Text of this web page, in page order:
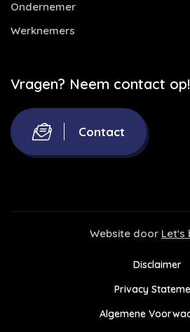
Ondernemer
Werknemers
Vragen? Neem contact op!
Contact
Website door Let's
Disclaimer
Privacy
Algemene